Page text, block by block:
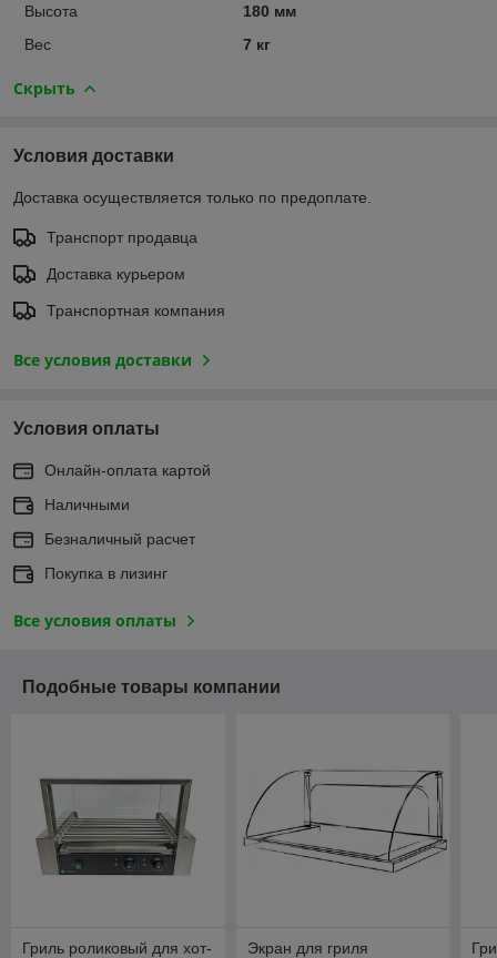
Высота
180 мм
Вес
7 кг
Скрыть
Условия доставки
Доставка осуществляется только по предоплате.
Транспорт продавца
Доставка курьером
Транспортная компания
Все условия доставки
Условия оплаты
Онлайн-оплата картой
Наличными
Безналичный расчет
Покупка в лизинг
Все условия оплаты
Подобные товары компании
Гриль роликовый для хот-
Экран для гриля